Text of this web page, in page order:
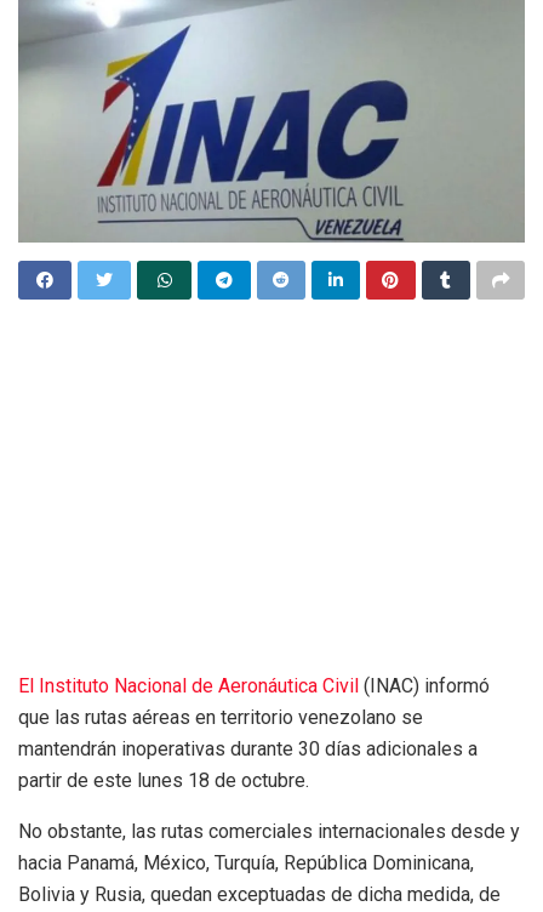
El Instituto Nacional de Aeronáutica Civil (INAC) informó
que las rutas aéreas en territorio venezolano se
mantendrán inoperativas durante 30 días adicionales a
partir de este lunes 18 de octubre.
No obstante, las rutas comerciales internacionales desde y
hacia Panamá, México, Turquía, República Dominicana,
Bolivia y Rusia, quedan exceptuadas de dicha medida, de